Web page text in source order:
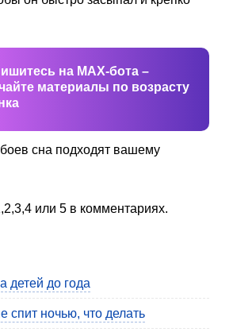
на MAX-бота –
материалы по возрасту
сна подходят вашему
или 5 в комментариях.
детей до года
спит ночью, что делать